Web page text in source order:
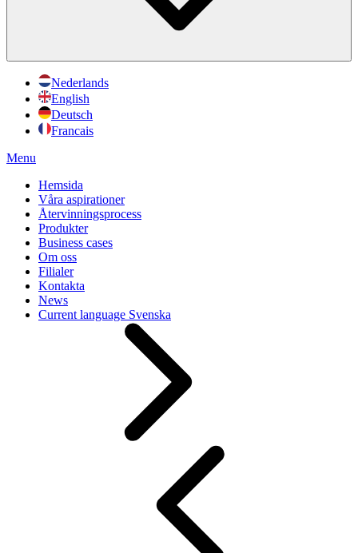
Nederlands
English
Deutsch
Francais
Menu
Hemsida
Våra aspirationer
Återvinningsprocess
Produkter
Business cases
Om oss
Filialer
Kontakta
News
Current language Svenska